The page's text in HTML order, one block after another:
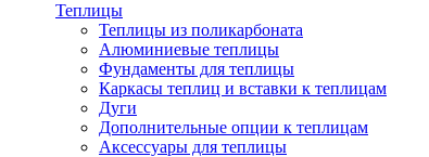
Теплицы
Теплицы из поликарбоната
Алюминиевые теплицы
Фундаменты для теплицы
Каркасы теплиц и вставки к теплицам
Дуги
Дополнительные опции к теплицам
Аксессуары для теплицы